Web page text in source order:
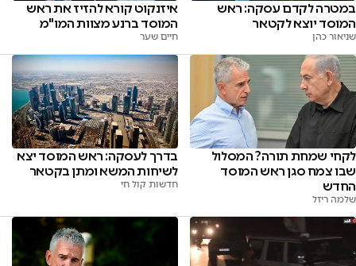
במטרה לקדם עסקה: ראש
המוסד יוצא לקטאר
שניאור כהן
איזנקוט קורא להזיז את ראש
המוסד ברנע מצוות המו"מ
חיים שער
לקחי שמחת תורה? המסלול
שבו צמח סגן ראש המוסד
החדש
שלמה ריזל
בדרך לעסקה: ראש המוסד יצא
לשיחות המשא ומתן בקטאר
חדשות קול חי